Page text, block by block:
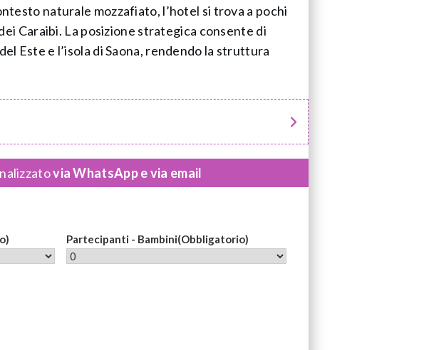
naturale mozzafiato, l’hotel si trova a pochi
Caraibi. La posizione strategica consente di
Este e l’isola di Saona, rendendo la struttura
via WhatsApp e via email
Partecipanti - Bambini(Obbligatorio)